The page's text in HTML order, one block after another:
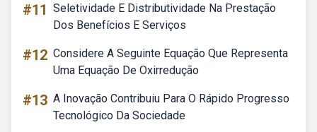
#11 Seletividade E Distributividade Na Prestação
Dos Benefícios E Serviços
#12 Considere A Seguinte Equação Que Representa
Uma Equação De Oxirredução
#13 A Inovação Contribuiu Para O Rápido Progresso
Tecnológico Da Sociedade